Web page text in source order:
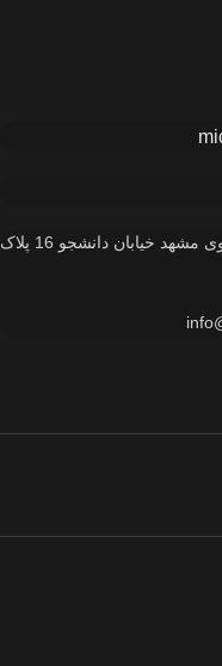
آدرس دفتر : خراسان رضوی مشهد خیابان دانشجو 16 پلاک